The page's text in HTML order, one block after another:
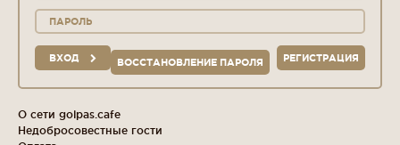
ВХОД РЕГИСТРАЦИЯ
ВОССТАНОВЛЕНИЕ ПАРОЛЯ
О сети golpas.cafe
Недобросовестные гости